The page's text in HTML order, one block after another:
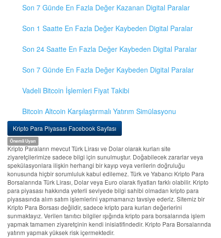
Son 7 Günde En Fazla Değer Kazanan Digital Paralar
Son 1 Saatte En Fazla Değer Kaybeden Digital Paralar
Son 24 Saatte En Fazla Değer Kaybeden Digital Paralar
Son 7 Günde En Fazla Değer Kaybeden Digital Paralar
Vadeli Bitcoin İşlemleri Fiyat Takibi
Bitcoin Altcoin Karşılaştırmalı Yatırım Simülasyonu
Kripto Para Piyasası Facebook Sayfası
Önemli Uyarı
Kripto Paraların mevcut Türk Lirası ve Dolar olarak kurları site
ziyaretçilerimize sadece bilgi için sunulmuştur. Doğabilecek zararlar veya
spekülasyonlara ilişkin herhangi bir kayıp veya verilerin doğruluğu
konusunda hiçbir sorumluluk kabul edilemez. Türk ve Yabancı Kripto Para
Borsalarında Türk Lirası, Dolar veya Euro olarak fiyatları farklı olabilir. Kripto
para piyasası hakkında yeterli seviyede bilgi sahibi olmadan kripto para
piyasasında alım satım işlemlerini yapmamanızı tavsiye ederiz. Sitemiz bir
Kripto Para Borsası değildir, sadece kripto para kurları değerlerini
sunmaktayız. Verilen tanıtıcı bilgiler ışığında kripto para borsalarında işlem
yapmak tamamen ziyaretçinin kendi inisiatifindedir. Kripto Para Borsalarında
yatırım yapmak yüksek risk içermektedir.